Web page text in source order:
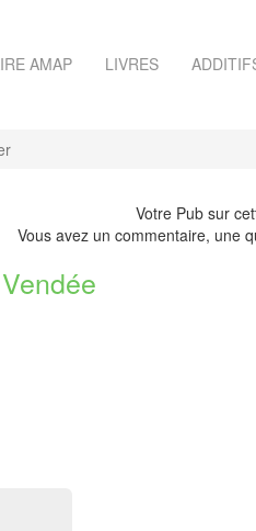
AMAP LIVRES
Votre Pub sur
Vous avez un commentaire, une